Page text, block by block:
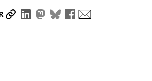
Partager le lien
Partager sur LinkedIn
Partager sur Mastodon
Partager sur Bluesky
Partager sur